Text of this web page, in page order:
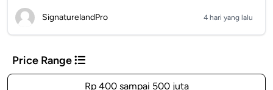
SignaturelandPro 4 hari yang lalu
Price Range
Rp 400 sampai 500 juta